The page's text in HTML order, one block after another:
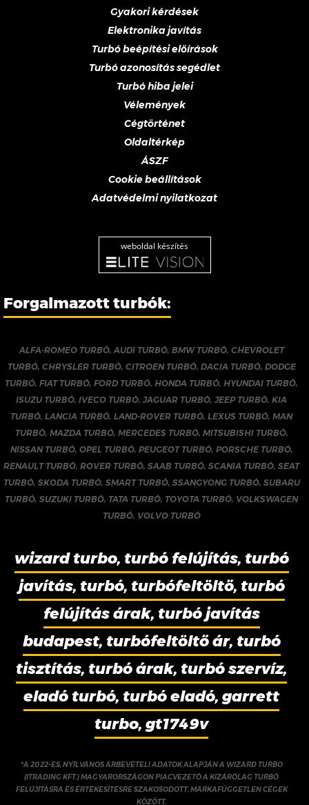
Gyakori kérdések
Elektronika javítás
Turbó beépítési előírások
Turbó azonosítás segédlet
Turbó hiba jelei
Vélemények
Cégtörténet
Oldaltérkép
ÁSZF
Cookie beállítások
Adatvédelmi nyilatkozat
weboldal készítés
Forgalmazott turbók:
ALFA-ROMEO TURBÓ,AUDI TURBÓ, BMW TURBÓ, CHEVROLET
TURBÓ, CHRYSLER TURBÓ, CITROEN TURBÓ, DACIA TURBÓ, DODGE
TURBÓ,FIAT TURBÓ,FORD TURBÓ, HONDA TURBÓ, HYUNDAI TURBÓ,
ISUZU TURBÓ,IVECO TURBÓ,JAGUAR TURBÓ,JEEP TURBÓ,KIA
TURBÓ,LANCIA TURBÓ,LAND-ROVER TURBÓ,LEXUS TURBÓ,MAN
TURBÓ, MAZDA TURBÓ, MERCEDES TURBÓ, MITSUBISHI TURBÓ,
NISSAN TURBÓ, OPEL TURBÓ, PEUGEOT TURBÓ, PORSCHE TURBÓ,
RENAULT TURBÓ,ROVER TURBÓ,SAAB TURBÓ,SCANIA TURBÓ,SEAT
TURBÓ, SKODA TURBÓ, SMART TURBÓ, SSANGYONG TURBÓ, SUBARU
TURBÓ,SUZUKI TURBÓ, TATA TURBÓ, TOYOTA TURBÓ, VOLKSWAGEN
TURBÓ, VOLVO TURBÓ
wizard turbo, turbó felújítás, turbó
javítás, turbó, turbófeltöltő, turbó
felújítás árak, turbó javítás
budapest, turbófeltöltő ár, turbó
tisztítás, turbó árak, turbó szervíz,
eladó turbó, turbó eladó, garrett
turbo, gt1749v
*A 2022-ES, NYÍLVÁNOS ÁRBEVÉTELI ADATOK ALAPJÁN A WIZARD TURBO
(ITRADING KFT.) MAGYARORSZÁGON PIACVEZETŐ A KIZÁRÓLAG TURBÓ
FELÚJÍTÁSRA ÉS ÉRTÉKESÍTÉSRE SZAKOSODOTT, MÁRKAFÜGGETLEN CÉGEK
KÖZÖTT.